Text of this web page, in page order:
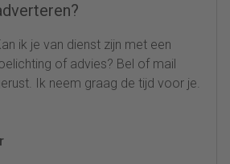
ik je van dienst zijn met een
of advies? Bel of mail
Ik neem graag de tijd voor je.